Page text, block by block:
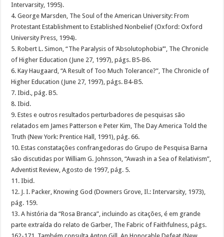
Intervarsity, 1995).
4. George Marsden, The Soul of the American University: From
Protestant Establishment to Established Nonbelief (Oxford: Oxford
University Press, 1994).
5. Robert L. Simon, “The Paralysis of ‘Absolutophobia’”, The Chronicle
of Higher Education (June 27, 1997), págs. B5-B6.
6. Kay Haugaard, “A Result of Too Much Tolerance?”, The Chronicle of
Higher Education (June 27, 1997), págs. B4-B5.
7. Ibid., pág. B5.
8. Ibid.
9. Estes e outros resultados perturbadores de pesquisas são
relatados em James Patterson e Peter Kim, The Day America Told the
Truth (New York: Prentice Hall, 1991), pág. 66.
10. Estas constatações confrangedoras do Grupo de Pesquisa Barna
são discutidas por William G. Johnsson, “Awash in a Sea of Relativism”,
Adventist Review, Agosto de 1997, pág. 5.
11. Ibid.
12. J. I. Packer, Knowing God (Downers Grove, Il.: Intervarsity, 1973),
pág. 159.
13. A história da “Rosa Branca”, incluindo as citações, é em grande
parte extraída do relato de Garber, The Fabric of Faithfulness, págs.